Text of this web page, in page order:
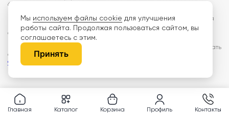
667101001 БИК 046577674
Информация на сайте не является публичной офертой. Изображения
могут отличаться от поставляемых товаров. Поставщик оставляет за
собой право изменить цены и характеристики товаров без
предварительного уведомления заказчика, если это не влияет на
качество поставляемой продукции. Мы используем cookie, чтобы делать
сайт лучше. Пользуясь сайтом, вы соглашаетесь с
обработки персональных данных и политикой конфиденциальности.
Главная Каталог Корзина Профиль Контакты
Мы используем файлы cookie для улучшения
работы сайта. Продолжая пользоваться сайтом, вы
соглашаетесь с этим.
Принять